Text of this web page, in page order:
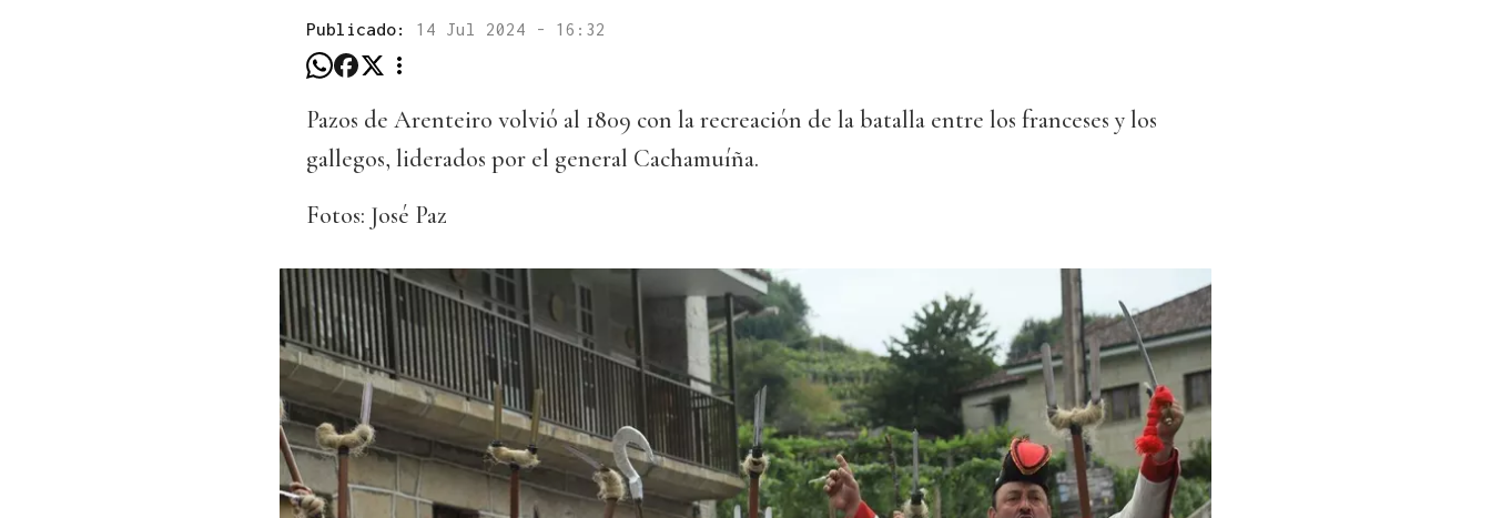
Publicado: 14 Jul 2024 - 16:32
Pazos de Arenteiro volvió al 1809 con la recreación de la batalla entre los franceses y los
gallegos, liderados por el general Cachamuíña.
Fotos: José Paz